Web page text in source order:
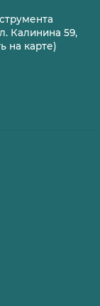
Калинина 59,
на карте)